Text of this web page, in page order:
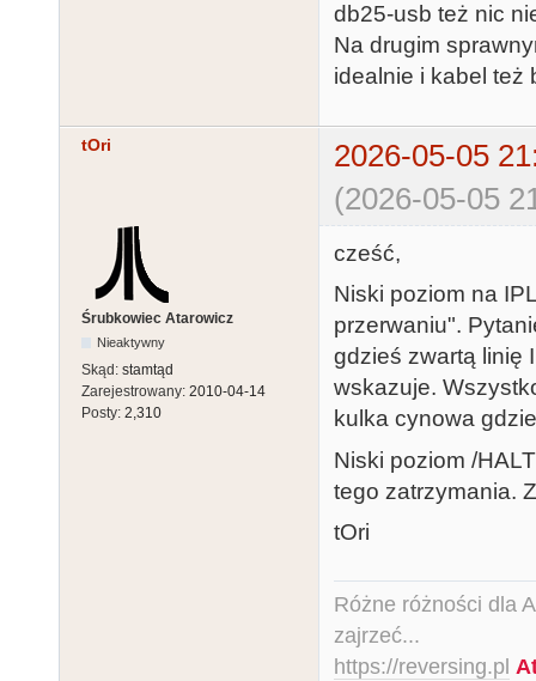
db25-usb też nic
Na drugim
idealnie i kabel też
tOri
2026-05-05
(2026-05-05
Śrubkowiec Atarowicz
Nieaktywny
Skąd: stamtąd
Zarejestrowany: 2010-04-14
Posty: 2,310
cześć,
Niski poziom na
przerwaniu".
gdzieś zwartą linię
wskazuje.
kulka cynowa
Niski poziom /
tego zatrzymania.
tOri
Różne różności dla
zajrzeć...
https://reversing.pl